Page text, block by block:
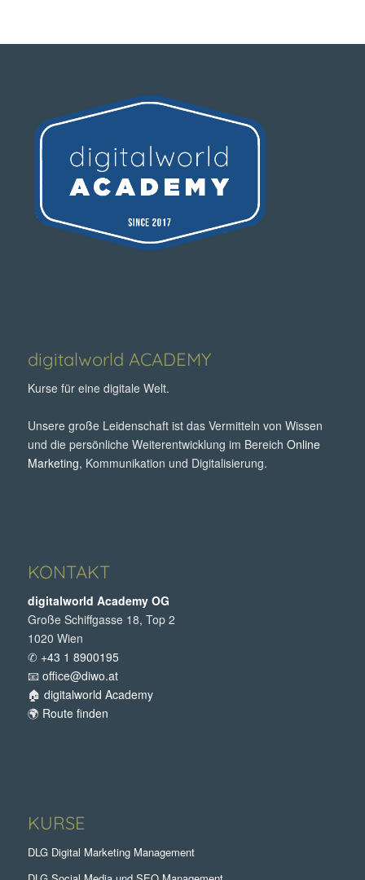
digitalworld ACADEMY
Kurse für eine digitale Welt.
Unsere große Leidenschaft ist das Vermitteln von Wissen
und die persönliche Weiterentwicklung im Bereich Online
Marketing, Kommunikation und Digitalisierung.
KONTAKT
digitalworld Academy OG
Große Schiffgasse 18, Top 2
1020 Wien
✆ +43 1 8900195
📧 office@diwo.at
🏠 digitalworld Academy
🌍 Route finden
KURSE
DLG Digital Marketing Management